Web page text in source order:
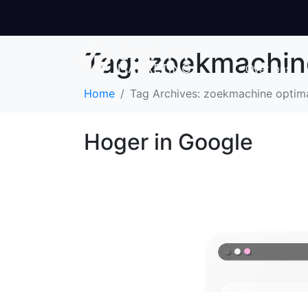
Over ons
Tag:
Home Tag Archives: zoekmachine
Hoger in Google